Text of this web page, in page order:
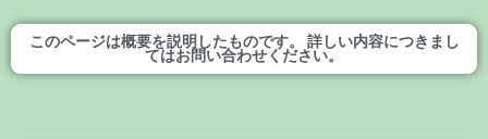
このページは概要を説明したものです。 詳しい内容につきまし
てはお問い合わせください。